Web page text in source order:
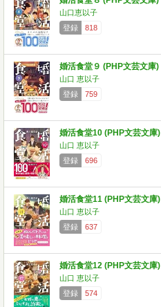
山口恵以子
登録
818
婚活食堂９ (PHP文芸文庫)
山口 恵以子
登録
759
婚活食堂10 (PHP文芸文庫)
山口 恵以子
登録
696
婚活食堂11 (PHP文芸文庫)
山口 恵以子
登録
637
婚活食堂12 (PHP文芸文庫)
山口 恵以子
登録
574